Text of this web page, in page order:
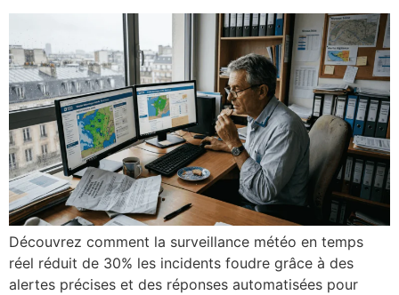
Découvrez comment la surveillance météo en temps
réel réduit de 30% les incidents foudre grâce à des
alertes précises et des réponses automatisées pour